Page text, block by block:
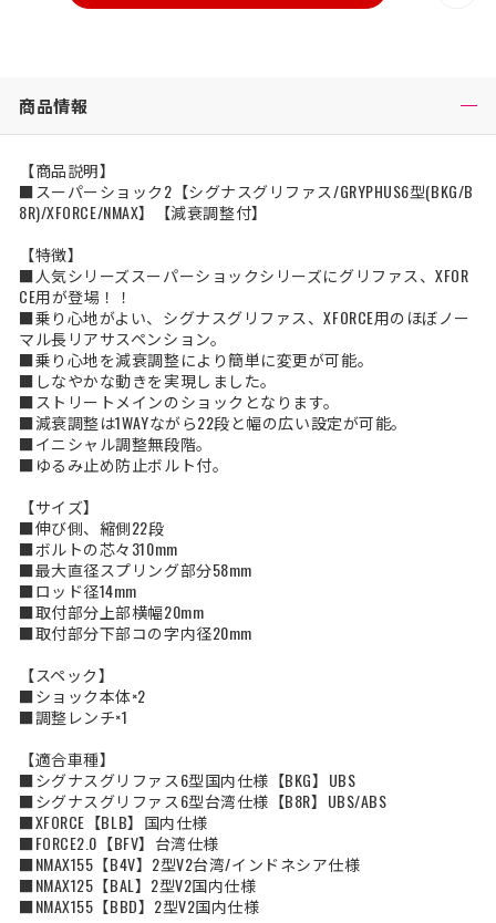
商品情報
【商品説明】
■スーパーショック2【シグナスグリファス/GRYPHUS6型(BKG/B
8R)/XFORCE/NMAX】【減衰調整付】
【特徴】
■人気シリーズスーパーショックシリーズにグリファス、XFOR
CE用が登場！！
■乗り心地がよい、シグナスグリファス、XFORCE用のほぼノー
マル長リアサスペンション。
■乗り心地を減衰調整により簡単に変更が可能。
■しなやかな動きを実現しました。
■ストリートメインのショックとなります。
■減衰調整は1WAYながら22段と幅の広い設定が可能。
■イニシャル調整無段階。
■ゆるみ止め防止ボルト付。
【サイズ】
■伸び側、縮側22段
■ボルトの芯々310mm
■最大直径スプリング部分58mm
■ロッド径14mm
■取付部分上部横幅20mm
■取付部分下部コの字内径20mm
【スペック】
■ショック本体×2
■調整レンチ×1
【適合車種】
■シグナスグリファス6型国内仕様【BKG】UBS
■シグナスグリファス6型台湾仕様【B8R】UBS/ABS
■XFORCE【BLB】国内仕様
■FORCE2.0【BFV】台湾仕様
■NMAX155【B4V】2型V2台湾/インドネシア仕様
■NMAX125【BAL】2型V2国内仕様
■NMAX155【BBD】2型V2国内仕様